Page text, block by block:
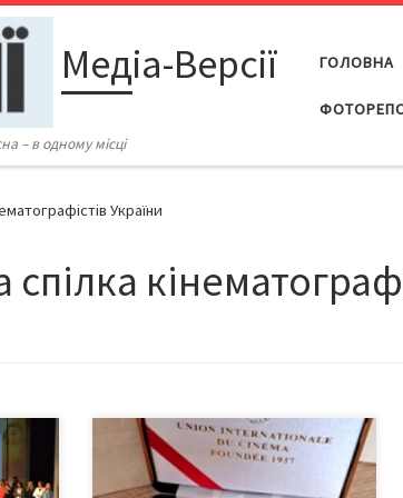
Медіа-Версії
– в одному місці
ГОЛОВНА
України
XXI
ЩО ТАКЕ UNІCA? UNІCA є
незалежною міжнародною
організацією до якої входять 29